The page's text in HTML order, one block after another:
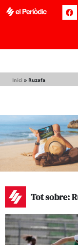
Inici » Ruzafa
Tot sobre: